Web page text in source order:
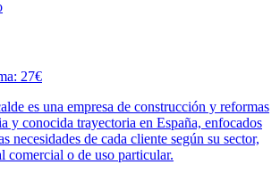
27€
es una empresa de construcción y reformas
y conocida trayectoria en España, enfocados
necesidades de cada cliente según su sector,
comercial o de uso particular.